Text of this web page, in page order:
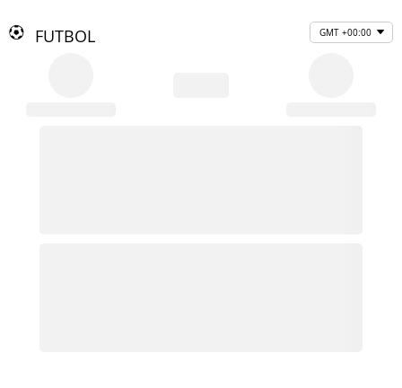
FUTBOL GMT +00:00